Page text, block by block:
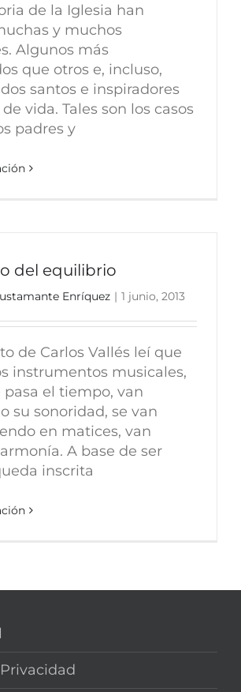
de la Iglesia han
y muchos
Algunos más
que otros e, incluso,
santos e inspiradores
vida. Tales son los casos
padres y
del equilibrio
Enríquez | 1 junio, 2013
de Carlos Vallés leí que
instrumentos musicales,
el tiempo, van
su sonoridad, se van
en matices, van
A base de ser
inscrita